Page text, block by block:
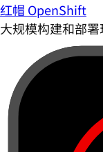
红帽 OpenShift
大规模构建和部署